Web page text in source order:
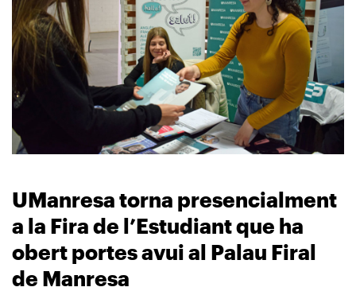
UManresa torna presencialment
a la Fira de l’Estudiant que ha
obert portes avui al Palau Firal
de Manresa